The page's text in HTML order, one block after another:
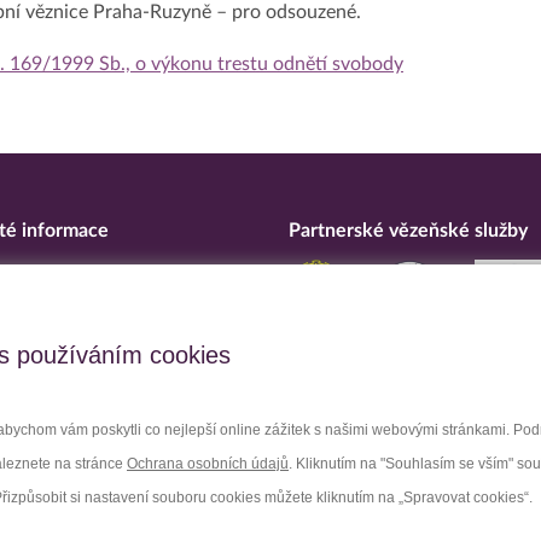
používáním cookies
vám poskytli co nejlepší online zážitek s našimi webovými stránkami.
na stránce Ochrana osobních údajů. Kliknutím na "Souhlasím se vším"
si nastavení souboru cookies můžete kliknutím na „Spravovat cookies“.
věznice Praha-Ruzyně – pro odsouzené.
169/1999 Sb., o výkonu trestu odnětí svobody
informace
opatření
Partnerské vězeňské služby
Facebook Youtube